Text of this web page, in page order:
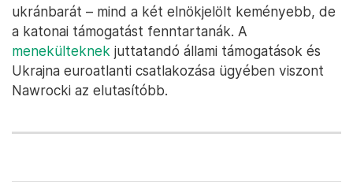
kormánykoalíció, és a Néppárt esetleg a PiS mellé
állhat. Ezt ugyanakkor elemzők nem tartják
valószínűnek.
Végül arról írt a lap, hogy az elnöknek valamennyi
győzelme esetén a német–francia orientáció és az